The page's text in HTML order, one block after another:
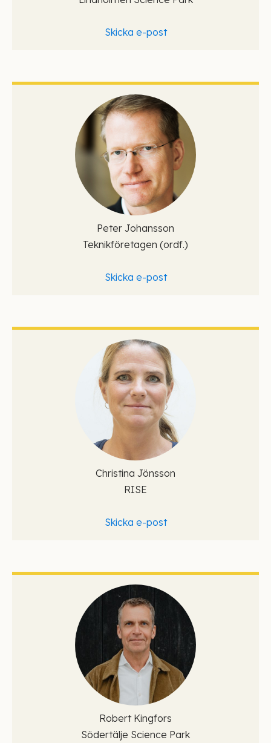
Skicka e-post
Peter Johansson
Teknikföretagen (ordf.)
Skicka e-post
Christina Jönsson
RISE
Skicka e-post
Robert Kingfors
Södertälje Science Park